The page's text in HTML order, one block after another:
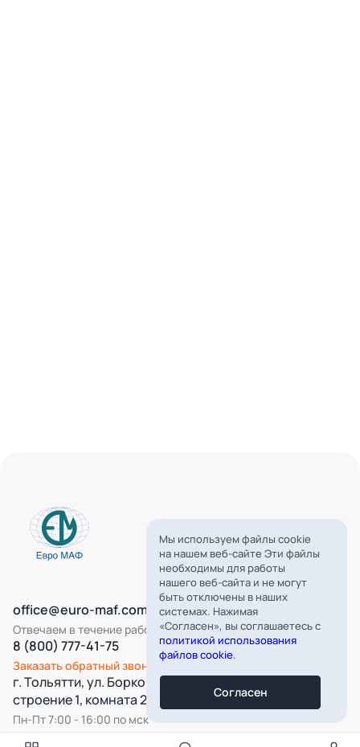
Все категории
office@euro-maf.com
Отвечаем в течение рабочего дня
8 (800) 777-41-75
Заказать обратный звонок
г. Тольятти, ул. Борковская, д. 16,
строение 1, комната 22
Пн-Пт 7:00 - 16:00 по мск
Мы используем файлы cookie
на нашем веб-сайте Эти файлы
необходимы для работы
нашего веб-сайта и не могут
быть отключены в наших
системах. Нажимая
«Согласен», вы соглашаетесь с
политикой использования
файлов cookie.
Согласен